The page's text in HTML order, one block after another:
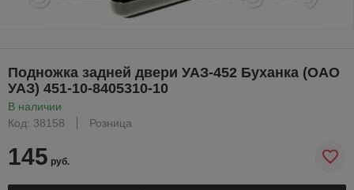
Подножка задней двери УАЗ-452 Буханка (ОАО
УАЗ) 451-10-8405310-10
В наличии
Код: 38158
Розница
145 руб.